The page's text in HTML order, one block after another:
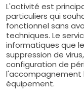
L'activité est
particuliers qui
fonctionnel sans
techniques. Le
informatiques que
suppression de
configuration de
l'accompagnement
équipement.